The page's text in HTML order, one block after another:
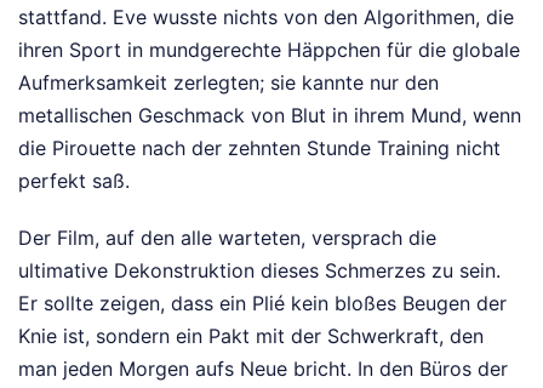
stattfand. Eve wusste nichts von den Algorithmen, die
ihren Sport in mundgerechte Häppchen für die globale
Aufmerksamkeit zerlegten; sie kannte nur den
metallischen Geschmack von Blut in ihrem Mund, wenn
die Pirouette nach der zehnten Stunde Training nicht
perfekt saß.
Der Film, auf den alle warteten, versprach die
ultimative Dekonstruktion dieses Schmerzes zu sein.
Er sollte zeigen, dass ein Plié kein bloßes Beugen der
Knie ist, sondern ein Pakt mit der Schwerkraft, den
man jeden Morgen aufs Neue bricht. In den Büros der